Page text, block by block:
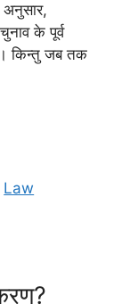
अनुसार,
के पूर्व
किन्तु जब तक
Law